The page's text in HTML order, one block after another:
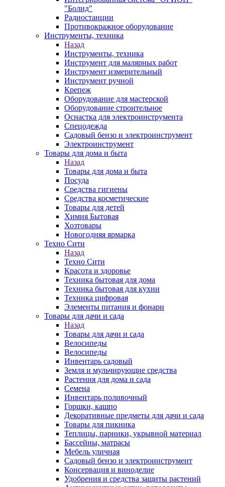
"Болид"
Радиостанции
Противокражное оборудование
Инструменты, техника
Назад
Инструменты, техника
Инструмент для малярных работ
Инструмент измерительный
Инструмент ручной
Крепеж
Оборудование для мастерской
Оборудование строительное
Оснастка для электроинструмента
Спецодежда
Садовый бензо и электроинструмент
Электроинструмент
Товары для дома и быта
Назад
Товары для дома и быта
Посуда
Средства гигиены
Средства косметические
Товары для детей
Химия Бытовая
Хозтовары
Новогодняя ярмарка
Техно Сити
Назад
Техно Сити
Красота и здоровье
Техника бытовая для дома
Техника бытовая для кухни
Техника цифровая
Элементы питания и фонари
Товары для дачи и сада
Назад
Товары для дачи и сада
Велосипеды
Велосипеды
Инвентарь садовый
Земля и мульчирующие средства
Растения для дома и сада
Семена
Инвентарь поливочный
Горшки, кашпо
Декоративные предметы для дачи и сада
Товары для пикника
Теплицы, парники, укрывной материал
Бассейны, матрасы
Мебель уличная
Садовый бензо и электроинструмент
Консервация и виноделие
Удобрения и средства защиты растений